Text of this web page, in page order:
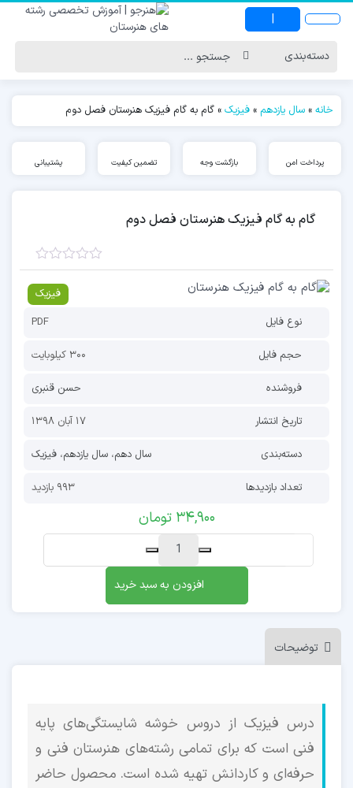
|
خانه » سال یازدهم » فیزیک » گام به گام فیزیک هنرستان فصل دوم
پرداخت امن بازگشت وجه تضمین کیفیت پشتیبانی
گام به گام فیزیک هنرستان فصل دوم
فیزیک
نوع فایل
PDF
حجم فایل 300 کیلوبایت
فروشنده حسن قنبری
تاریخ انتشار 17 آبان 1398
دسته‌بندی سال دهم، سال یازدهم، فیزیک
تعداد بازدیدها 993 بازدید
34,900 تومان
افزودن به سبد خرید
توضیحات
درس فیزیک از دروس خوشه شایستگی‌های پایه
فنی است که برای تمامی رشته‌های هنرستان فنی و
حرفه‌ای و کاردانش تهیه شده است. محصول حاضر